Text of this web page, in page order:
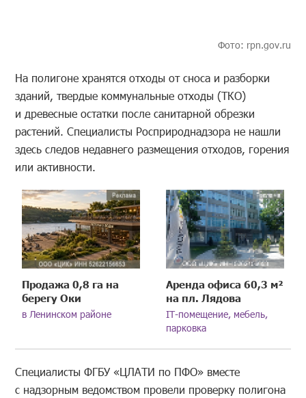
Фото: rpn.gov.ru
На полигоне хранятся отходы от сноса и разборки
зданий, твердые коммунальные отходы (ТКО)
и древесные остатки после санитарной обрезки
растений. Специалисты Росприроднадзора не нашли
здесь следов недавнего размещения отходов, горения
или активности.
Продажа 0,8 га на
берегу Оки
в Ленинском районе
Аренда офиса 60,3 м²
на пл. Лядова
IT-помещение, мебель,
парковка
Специалисты ФГБУ «ЦЛАТИ по ПФО» вместе
с надзорным ведомством провели проверку полигона